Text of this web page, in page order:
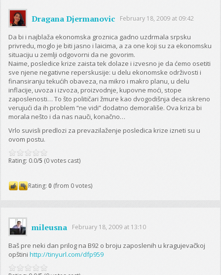
Dragana Djermanovic February 18, 2009 at 09:42
Da bi i najblaža ekonomska groznica gadno uzdrmala srpsku
privredu, moglo je biti jasno i laicima, a za one koji su za ekonomsku
situaciju u zemlji odgovorni da ne govorim.
Naime, posledice krize zaista tek dolaze i izvesno je da ćemo osetiti
sve njene negativne reperskusije: u delu ekonomske održivosti i
finansiranju tekućih obaveza, na mikro i makro planu, u delu
inflacije, uvoza i izvoza, proizvodnje, kupovne moći, stope
zaposlenosti… To što političari žmure kao dvogodišnja deca iskreno
verujući da ih problem “ne vidi” dodatno demorališe. Ova kriza bi
morala nešto i da nas nauči, konačno…
Vrlo suvisli predlozi za prevazilaženje posledica krize izneti su u
ovom postu.
Rating: 0.0/5 (0 votes cast)
Rating:0 (from 0 votes)
mileusna February 18, 2009 at 13:10
Baš pre neki dan prilog na B92 o broju zaposlenih u kragujevačkoj
opštinihttp://tinyurl.com/dfp959